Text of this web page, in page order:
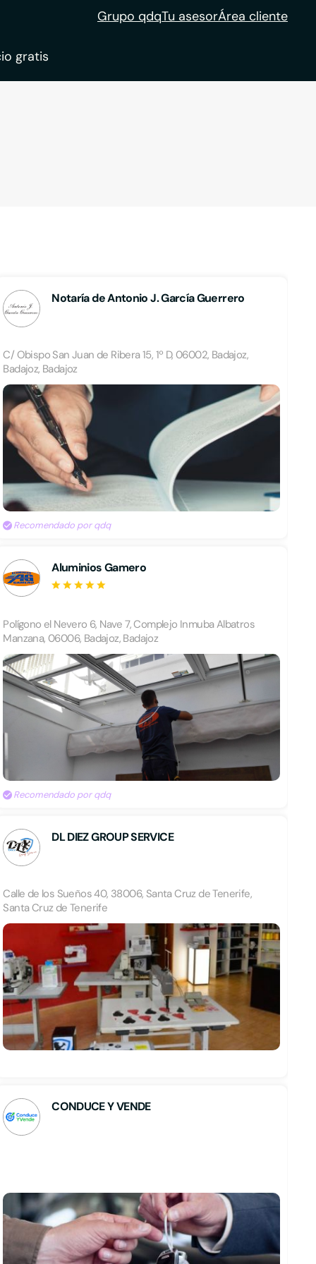
Grupo qdqTu asesorÁrea cliente
gratis
Notaría de Antonio J. García Guerrero
C/ Obispo San Juan de Ribera 15, 1º D, 06002, Badajoz,
Badajoz, Badajoz
Recomendado por qdq
Aluminios Gamero
Polígono el Nevero 6, Nave 7, Complejo Inmuba Albatros
Manzana, 06006, Badajoz, Badajoz
Recomendado por qdq
DL DIEZ GROUP SERVICE
Calle de los Sueños 40, 38006, Santa Cruz de Tenerife,
Santa Cruz de Tenerife
CONDUCE Y VENDE